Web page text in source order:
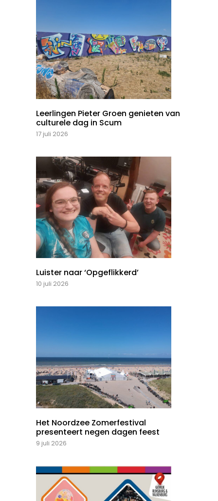
Leerlingen Pieter Groen genieten van
culturele dag in Scum
17 juli 2026
Luister naar ‘Opgeflikkerd’
10 juli 2026
Het Noordzee Zomerfestival
presenteert negen dagen feest
9 juli 2026